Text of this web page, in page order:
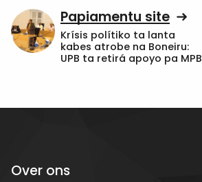
Papiamentu site
Krísis polítiko ta lanta
kabes atrobe na Boneiru:
UPB ta retirá apoyo pa MPB
Over ons